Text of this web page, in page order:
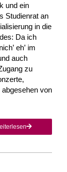
und ein
Studienrat an
in die
Da ich
eh’ im
auch
zu
von